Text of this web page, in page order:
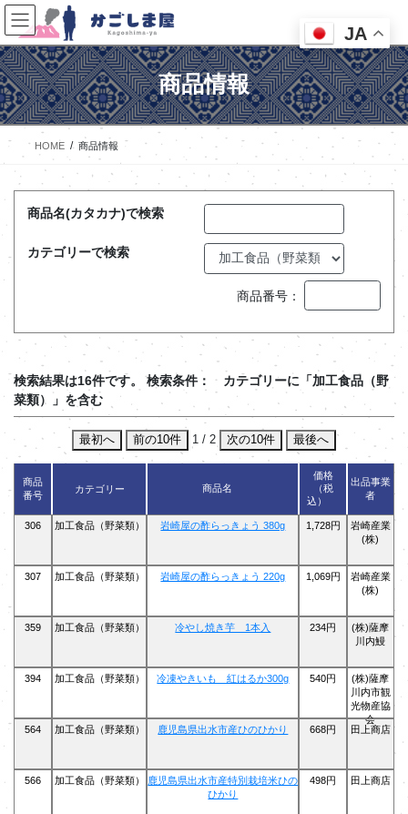
コ
ン
テ
ン
ツ
へ
ス
キ
ッ
ナ
ビ
ゲ
ー
シ
ョ
ン
に
移
商品情報
HOME 商品情報
商品名(カタカナ)で検索
カテゴリーで検索
商品番号：
検索結果は16件です。
検索条件： カテゴリーに「加工食品（野
菜類）」を含む
最初へ 前の10件 1 / 2 次の10件 最後へ
商品
番号
カテゴリー 商品名
価格
（税
込）
出品事業
者
306 加工食品（野菜類） 岩崎屋の酢らっきょう 380g 1,728円
岩崎産業
(株)
307 加工食品（野菜類） 岩崎屋の酢らっきょう 220g 1,069円
岩崎産業
(株)
359 加工食品（野菜類） 冷やし焼き芋 1本入 234円
(株)薩摩
川内鰻
394 加工食品（野菜類） 冷凍やきいも 紅はるか300g 540円
(株)薩摩
川内市観
光物産協
会
564
加工食品（野菜類） 鹿児島県出水市産ひのひかり 668円 田上商店
566 加工食品（野菜類）
鹿児島県出水市産特別栽培米ひの
ひかり
498円 田上商店
JA